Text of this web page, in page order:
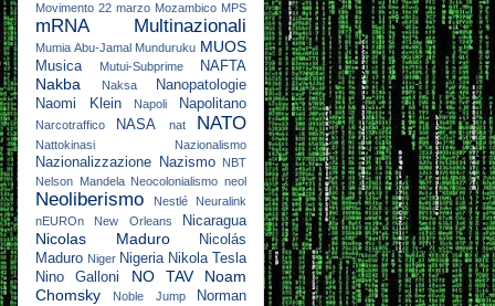
Movimento 22 marzo Mozambico MPS
mRNA Multinazionali
Mumia Abu-Jamal Munduruku MUOS
Musica Mutui-Subprime NAFTA
Nakba Naksa
Nanopatologie
Naomi Klein
Napoli Napolitano
Narcotraffico NASA nat NATO
Nattokinasi Nazionalismo
Nazionalizzazione Nazismo
NBT
Nelson Mandela Neocolonialismo neol
Neoliberismo Nestlé
Neuralink
nEUROn
New Orleans Nicaragua
Nicolas Maduro
Nicolás
Maduro Niger Nigeria Nikola Tesla
Nino Galloni
NO TAV
Noam
Chomsky
Noble Jump
Norman